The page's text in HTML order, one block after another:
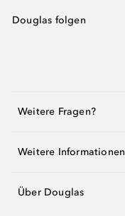
Douglas folgen
Weitere Fragen?
Weitere Informationen
Über Douglas